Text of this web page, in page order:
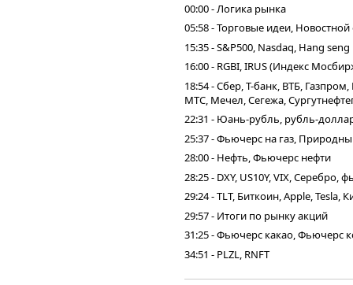
00:00 - Логика рынка
05:58 - Торговые идеи,
15:35 - S&P500, Nasdaq, Hang seng
16:00 - RGBI, IRUS (Индекс
18:54 - Сбер, Т-банк, ВТБ,
МТС, Мечел, Сегежа,
22:31 - Юань-рубль, рубль-
25:37 - Фьючерс на газ,
28:00 - Нефть, Фьючерс нефти
28:25 - DXY, US10Y, VIX,
29:24 - TLT, Биткоин, Apple, Tesla,
29:57 - Итоги по рынку акций
31:25 - Фьючерс какао, Фьючерс
34:51 - PLZL, RNFT